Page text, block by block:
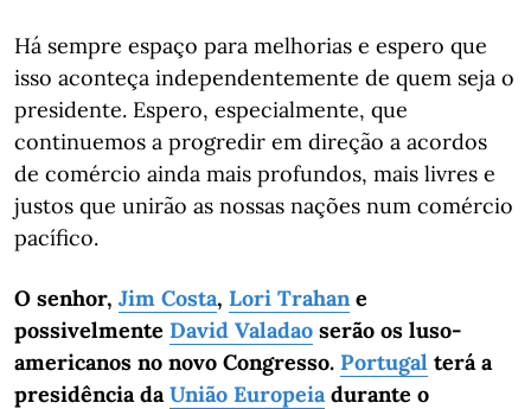
Há sempre espaço para melhorias e espero que
isso aconteça independentemente de quem seja o
presidente. Espero, especialmente, que
continuemos a progredir em direção a acordos
de comércio ainda mais profundos, mais livres e
justos que unirão as nossas nações num comércio
pacífico.
O senhor, Jim Costa, Lori Trahan e
possivelmente David Valadao serão os luso-
americanos no novo Congresso. Portugal terá a
presidência daUnião Europeiadurante o